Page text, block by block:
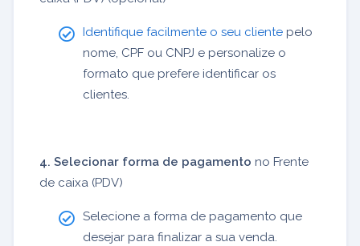
Identifique facilmente o seu cliente pelo
nome, CPF ou CNPJ e personalize o
formato que prefere identificar os
clientes.
4. Selecionar forma de pagamento no Frente
de caixa (PDV)
Selecione a forma de pagamento que
desejar para finalizar a sua venda.